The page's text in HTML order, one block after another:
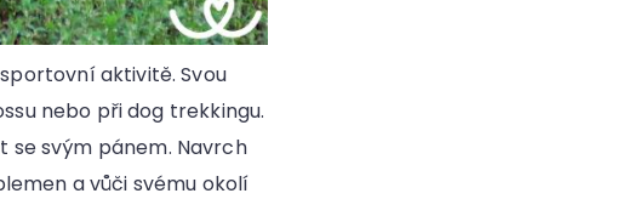
aktivitě. Svou
nebo při dog trekkingu.
se svým pánem. Navrch
a vůči svému okolí